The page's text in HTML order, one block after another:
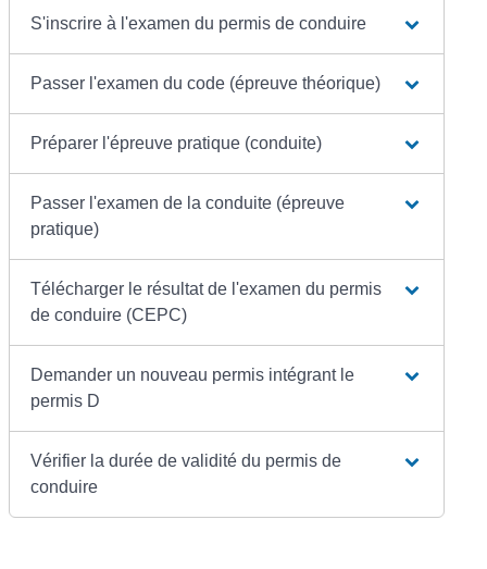
S'inscrire à l'examen du permis de conduire
Passer l'examen du code (épreuve théorique)
Préparer l'épreuve pratique (conduite)
Passer l'examen de la conduite (épreuve
pratique)
Télécharger le résultat de l'examen du permis
de conduire (CEPC)
Demander un nouveau permis intégrant le
permis D
Vérifier la durée de validité du permis de
conduire